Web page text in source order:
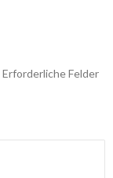
Erforderliche Felder